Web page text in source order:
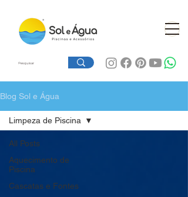
Blog Sol e Água
All Posts
Aquecimento de
Piscina
Cascatas e Fontes
Limpeza de Piscina